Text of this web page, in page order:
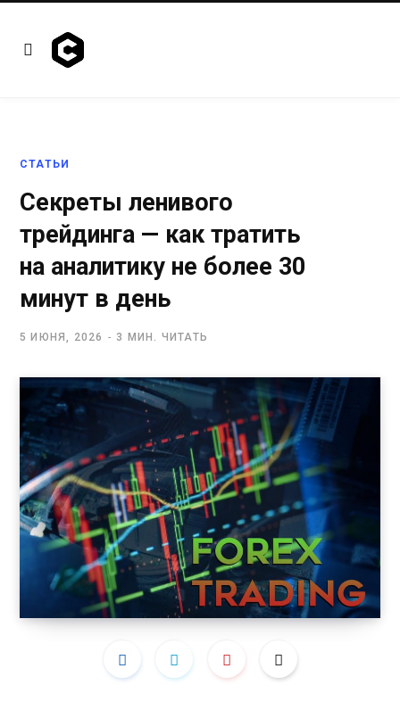
СТАТЬИ
Секреты ленивого
трейдинга — как тратить
на аналитику не более 30
минут в день
5 ИЮНЯ, 2026 3 МИН. ЧИТАТЬ